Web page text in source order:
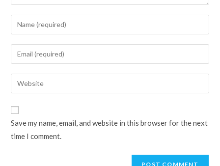
Enter
your
name
to
comment
Enter
your
email
address
Enter
your
URL
(optional)
Save my name, email, and website in this browser for the next
time I comment.